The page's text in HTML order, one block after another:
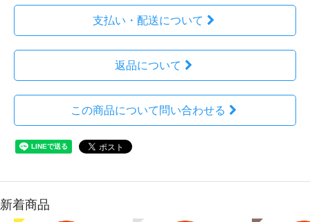
支払い・配送について
返品について
この商品について問い合わせる
新着商品